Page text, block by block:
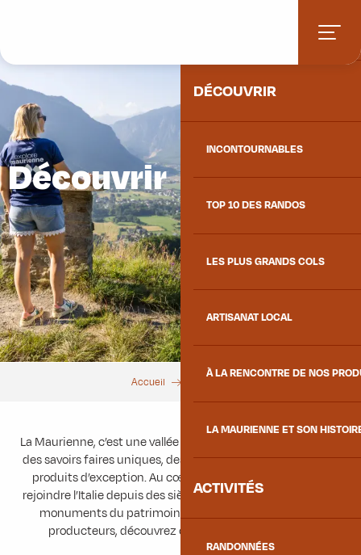
principal
DÉCOUVRIR
INCONTOURNABLES
TOP 10 DES RANDOS
LES PLUS GRANDS COLS
ARTISANAT LOCAL
À LA RENCONTRE DE NOS
LA MAURIENNE ET SON
ACTIVITÉS
RANDONNÉES
Découvrir
Accueil
La Maurienne, c’est une vallée entourée de montagnes, avec
des savoirs faires uniques, des villages authentiques et des
produits d’exception. Au cœur des Alpes, elle permet de
rejoindre l’Italie depuis des siècles. Au grès des balades, des
monuments du patrimoine, de ses artisans et de ses
producteurs, découvrez cette vallée authentique.